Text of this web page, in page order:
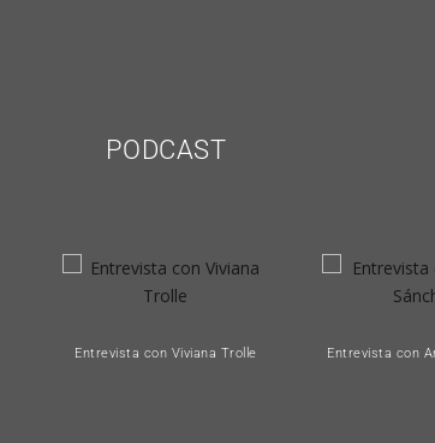
PODCAST
Entrevista con Viviana Trolle Entrevista con